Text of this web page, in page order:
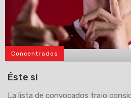
Concentrados
Éste si
La lista de convocados trajo